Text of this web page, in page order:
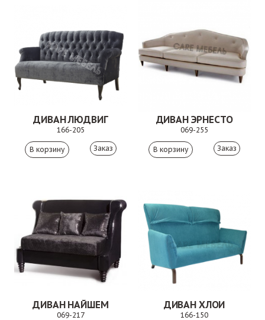
ДИВАН ЛЮДВИГ
166-205
Заказ
ДИВАН ЭРНЕСТО
069-255
Заказ
ДИВАН НАЙШЕМ
069-217
ДИВАН ХЛОИ
166-150